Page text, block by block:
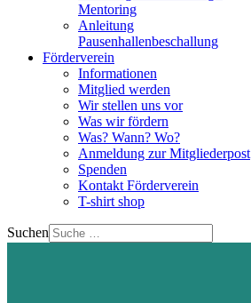
Mentoring
Anleitung
Pausenhallenbeschallung
Förderverein
Informationen
Mitglied werden
Wir stellen uns vor
Was wir fördern
Was? Wann? Wo?
Anmeldung zur Mitgliederpost
Spenden
Kontakt Förderverein
T-shirt shop
Suchen